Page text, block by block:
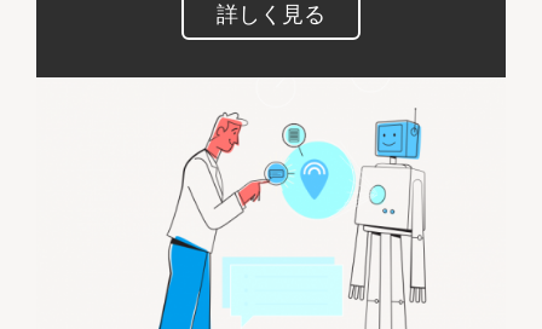
詳しく見る